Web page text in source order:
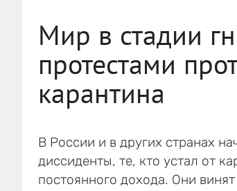
Мир в стадии
протестами
карантина
В России и в других странах
диссиденты, те, кто устал от
постоянного дохода. Они